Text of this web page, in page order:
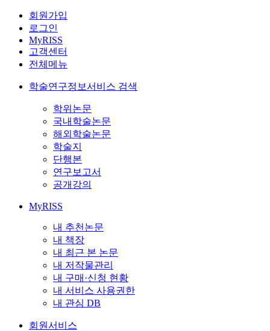
회원가입
로그인
MyRISS
고객센터
전체메뉴
학술연구정보서비스 검색
학위논문
국내학술논문
해외학술논문
학술지
단행본
연구보고서
공개강의
MyRISS
내 추천논문
내 책장
내 최근 본 논문
내 저작물관리
내 구매·신청 현황
내 서비스 사용권한
내 관심 DB
회원서비스